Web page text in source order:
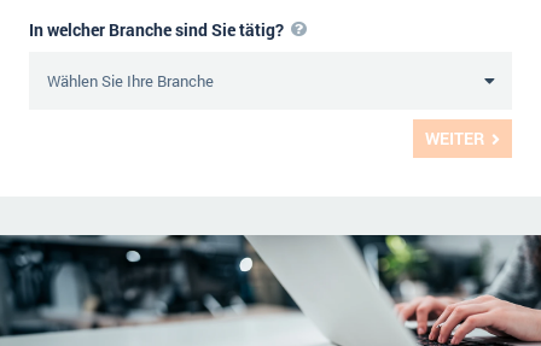
WEITER
In welcher Branche sind Sie tätig?